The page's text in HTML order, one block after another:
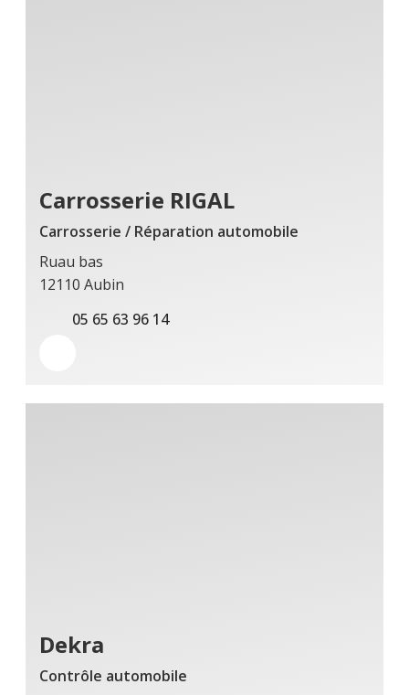
Carrosserie RIGAL
Carrosserie / Réparation automobile
Ruau bas
12110 Aubin
05 65 63 96 14
Dekra
Contrôle automobile